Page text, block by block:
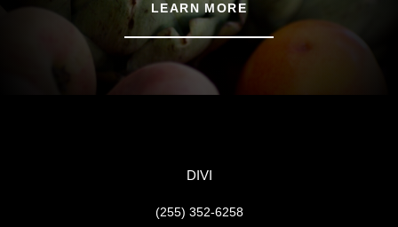
LEARN MORE
DIVI
(255) 352-6258